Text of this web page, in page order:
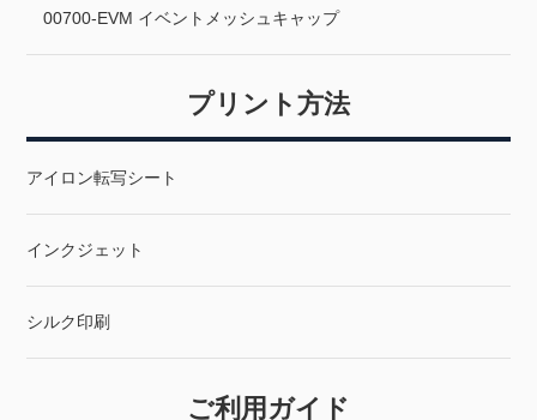
00700-EVM イベントメッシュキャップ
プリント方法
アイロン転写シート
インクジェット
シルク印刷
ご利用ガイド